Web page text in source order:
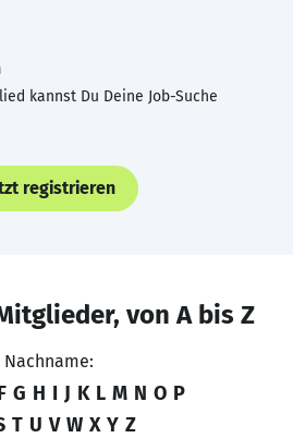
kannst Du Deine Job-Suche
registrieren
von A bis Z
Nachname:
G H I J K L M N O P
T U V W X Y Z